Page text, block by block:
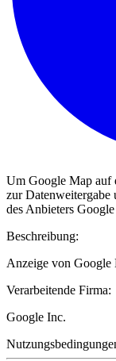
Um Google Map auf
zur Datenweitergabe
des Anbieters
Beschreibung:
Anzeige von Google
Verarbeitende Firma:
Google Inc.